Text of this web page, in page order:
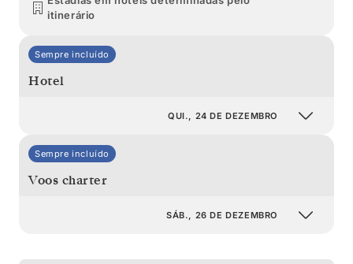
itinerário
Sempre incluído
Hotel
QUI., 24 DE DEZEMBRO
Sempre incluído
Voos charter
SÁB., 26 DE DEZEMBRO